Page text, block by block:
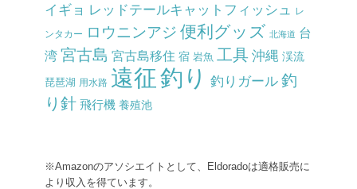
イギョ レッドテールキャットフィッシュ レ
ンタカー ロウニンアジ 便利グッズ 北海道 台
湾 宮古島 宮古島移住 宿 岩魚 工具 沖縄 渓流
琵琶湖 用水路 遠征釣り 釣りガール 釣
り針 飛行機 養殖池
※Amazonのアソシエイトとして、Eldoradoは適格販売に
より収入を得ています。